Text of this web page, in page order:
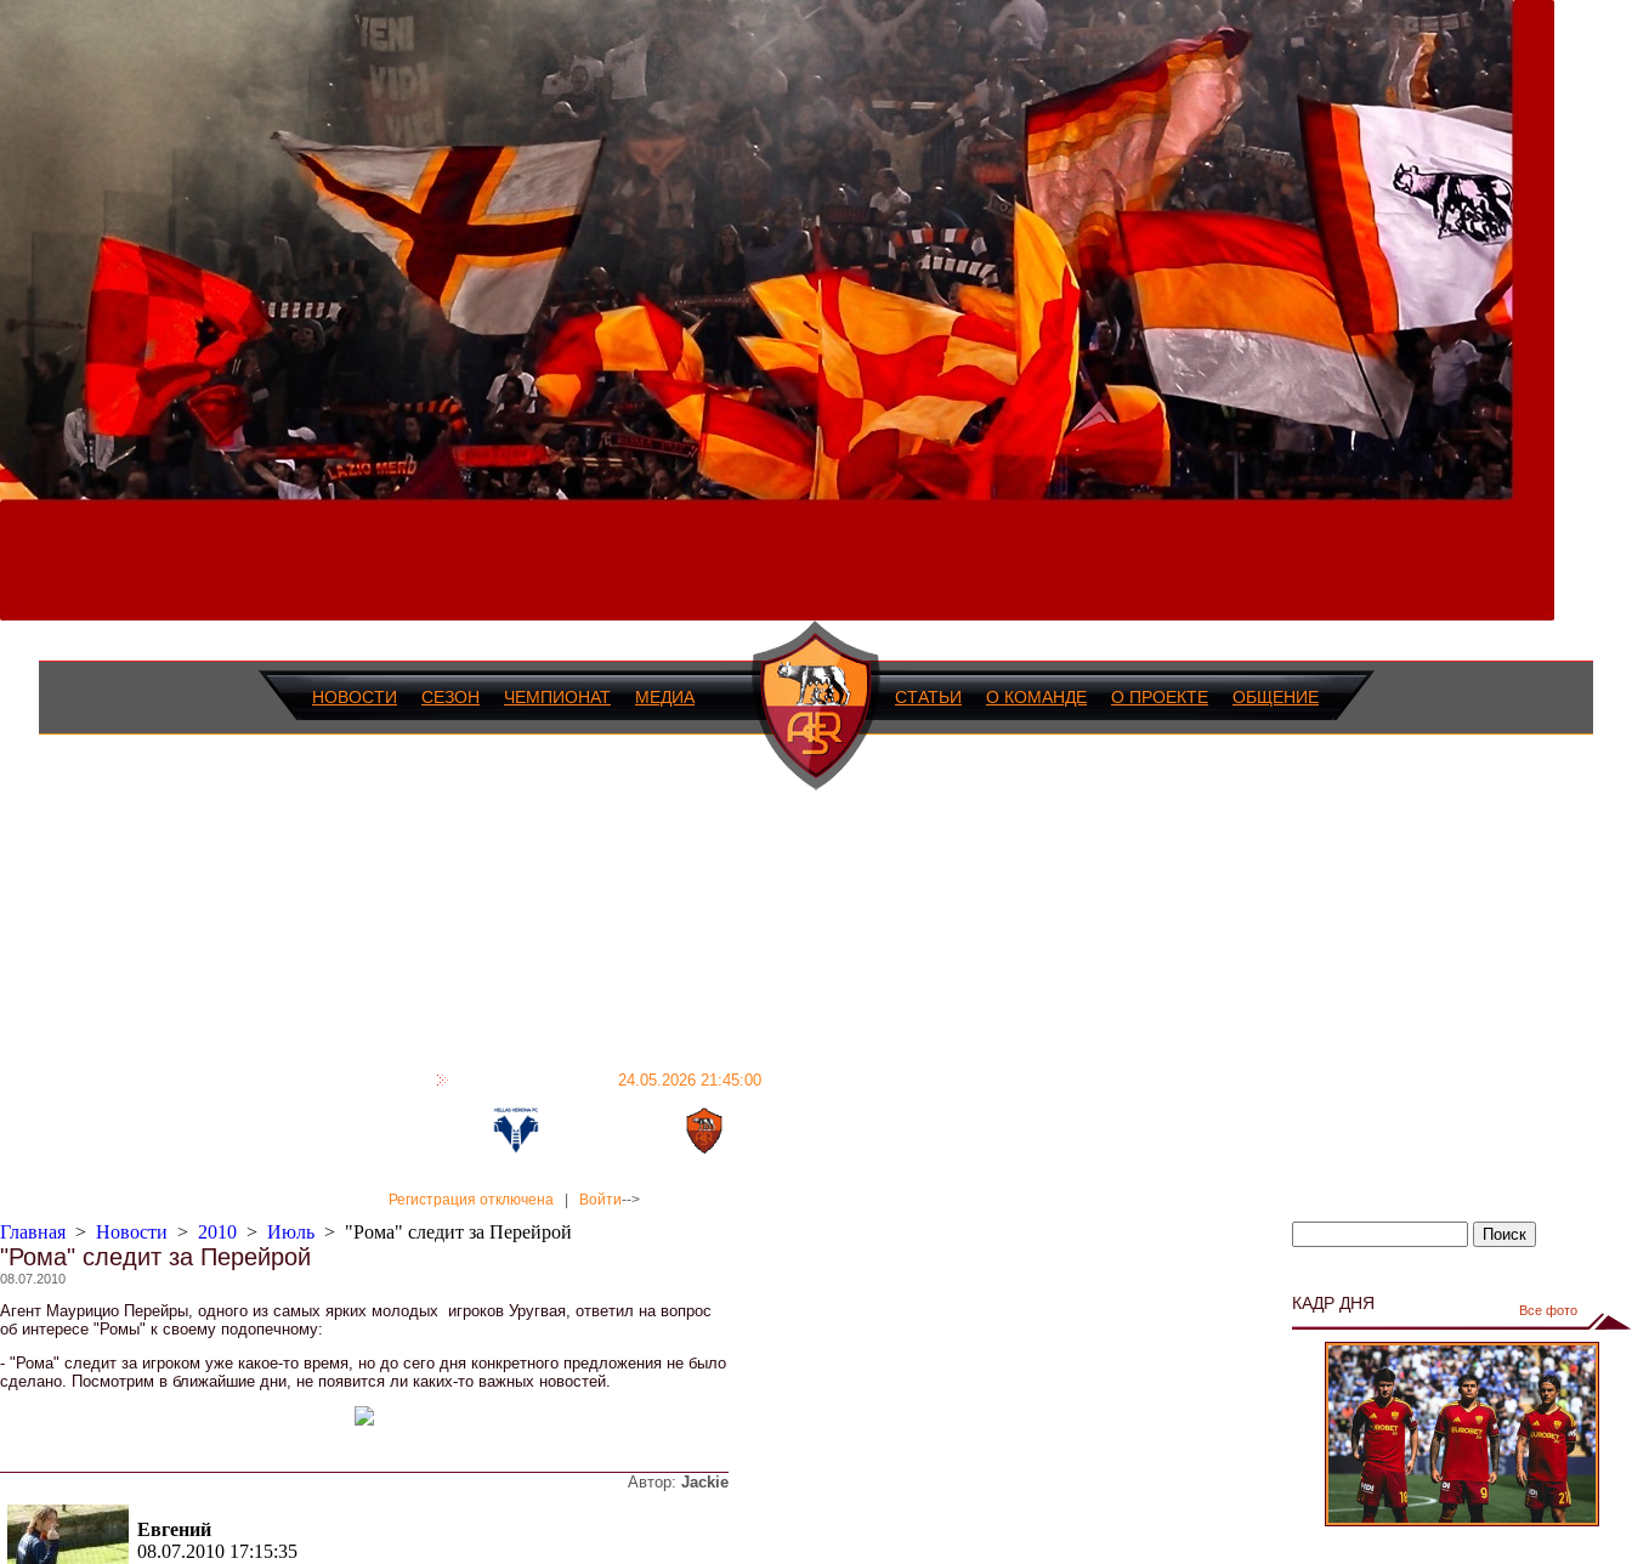
НОВОСТИ СЕЗОН ЧЕМПИОНАТ МЕДИА СТАТЬИ О КОМАНДЕ О ПРОЕКТЕ ОБЩЕНИЕ
24.05.2026 21:45:00
Регистрация отключена Войти-->
Главная > Новости > 2010 > Июль > "Рома" следит за Перейрой
"Рома" следит за Перейрой
08.07.2010
Агент Маурицио Перейры, одного из самых ярких молодых игроков Уругвая, ответил на вопрос
об интересе "Ромы" к своему подопечному:
- "Рома" следит за игроком уже какое-то время, но до сего дня конкретного предложения не было
сделано. Посмотрим в ближайшие дни, не появится ли каких-то важных новостей.
Автор: Jackie
Евгений
08.07.2010 17:15:35
КАДР ДНЯ Все фото